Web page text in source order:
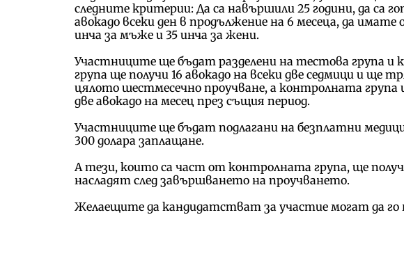
следните критерии: Да са навършили 25 години, да са
авокадо всеки ден в продължение на 6 месеца, да
инча за мъже и 35 инча за жени.
Участниците ще бъдат разделени на тестова група и
група ще получи 16 авокадо на всеки две седмици и ще
цялото шестмесечно проучване, а контролната група
две авокадо на месец през същия период.
Участниците ще бъдат подлагани на безплатни
300 долара заплащане.
А тези, които са част от контролната група, ще
насладят след завършването на проучването.
Желаещите да кандидатстват за участие могат да